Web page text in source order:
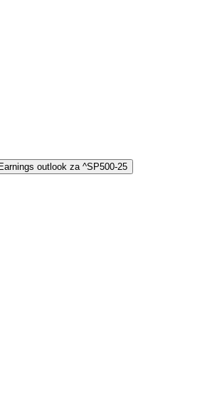
Earnings outlook za ^SP500-25